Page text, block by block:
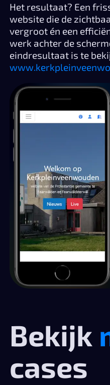
Het resultaat? Een
website die de
vergroot én een
werk achter de
eindresultaat is te
Bekijk
cases